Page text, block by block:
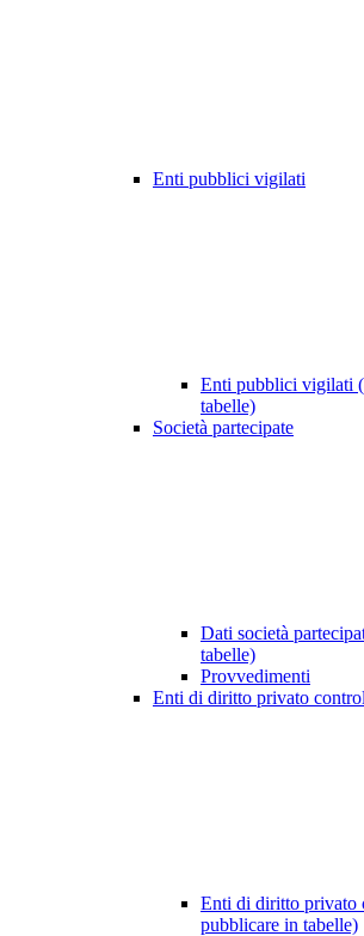
Enti pubblici vigilati
Enti pubblici vigilati
tabelle)
Società partecipate
Dati società
tabelle)
Provvedimenti
Enti di diritto privato
Enti di diritto privato
pubblicare in tabelle)